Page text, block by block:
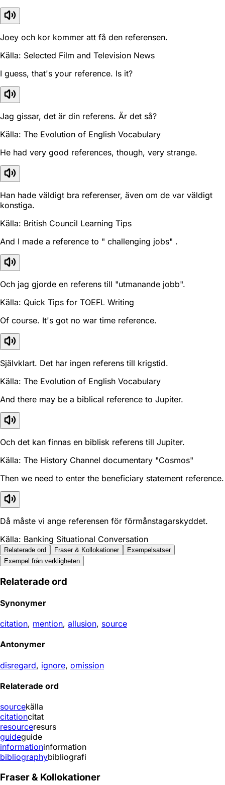
Joey och kor kommer att få den referensen.
Källa: Selected Film and Television News
I guess, that's your reference. Is it?
Jag gissar, det är din referens. Är det så?
Källa: The Evolution of English Vocabulary
He had very good references, though, very strange.
Han hade väldigt bra referenser, även om de var väldigt
konstiga.
Källa: British Council Learning Tips
And I made a reference to " challenging jobs" .
Och jag gjorde en referens till "utmanande jobb".
Källa: Quick Tips for TOEFL Writing
Of course. It's got no war time reference.
Självklart. Det har ingen referens till krigstid.
Källa: The Evolution of English Vocabulary
And there may be a biblical reference to Jupiter.
Och det kan finnas en biblisk referens till Jupiter.
Källa: The History Channel documentary "Cosmos"
Then we need to enter the beneficiary statement reference.
Då måste vi ange referensen för förmånstagarskyddet.
Källa: Banking Situational Conversation
Relaterade ord Fraser & Kollokationer
Exempelsatser
Exempel från verkligheten
Relaterade ord
Synonymer
citation, mention, allusion, source
Antonymer
disregard, ignore, omission
Relaterade ord
sourcekälla
citationcitat
resourceresurs
guideguide
informationinformation
bibliographybibliografi
Fraser & Kollokationer